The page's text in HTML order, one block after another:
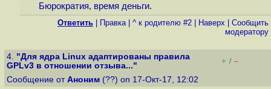
Бюрократия, время деньги.
Ответить Правка| ^ к родителю #2 Наверх
Cообщить
модератору
4. "Для ядра Linux адаптированы правила
GPLv3 в отношении отзыва..."
+ / –
Сообщение от Аноним (??) on 17-Окт-17, 12:02